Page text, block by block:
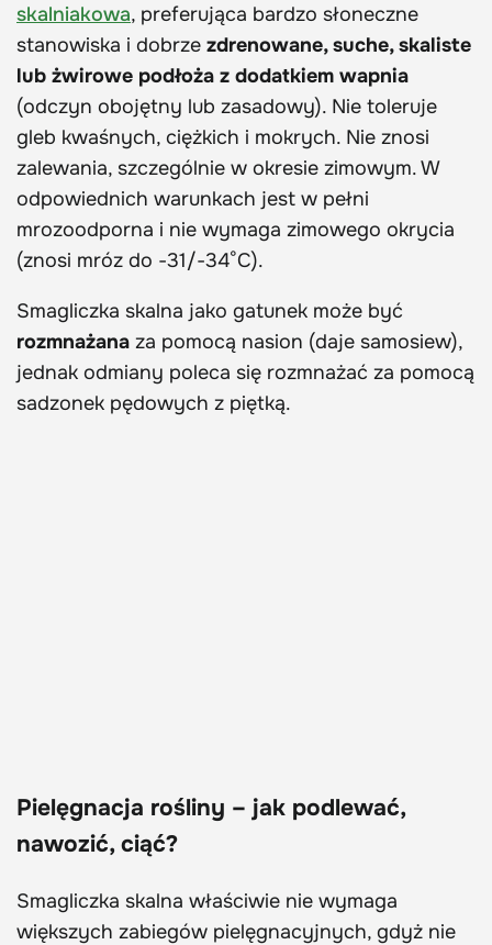
skalniakowa, preferująca bardzo słoneczne
stanowiska i dobrze zdrenowane, suche, skaliste
lub żwirowe podłoża z dodatkiem wapnia
(odczyn obojętny lub zasadowy). Nie toleruje
gleb kwaśnych, ciężkich i mokrych. Nie znosi
zalewania, szczególnie w okresie zimowym. W
odpowiednich warunkach jest w pełni
mrozoodporna i nie wymaga zimowego okrycia
(znosi mróz do -31/-34°C).
Smagliczka skalna jako gatunek może być
rozmnażana za pomocą nasion (daje samosiew),
jednak odmiany poleca się rozmnażać za pomocą
sadzonek pędowych z piętką.
Pielęgnacja rośliny – jak podlewać,
nawozić, ciąć?
Smagliczka skalna właściwie nie wymaga
większych zabiegów pielęgnacyjnych, gdyż nie